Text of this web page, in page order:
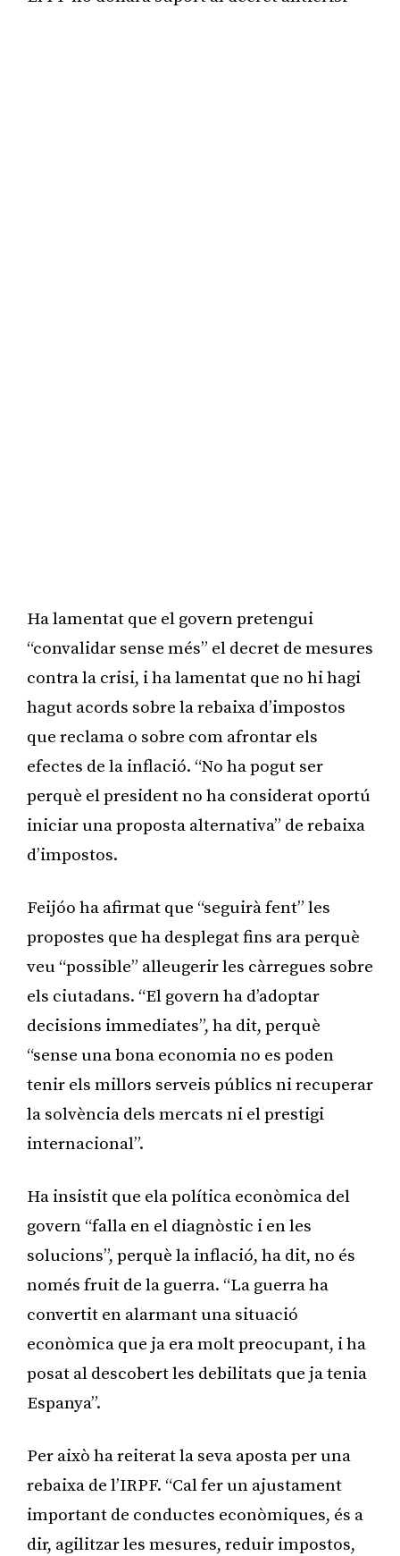
Ha lamentat que el govern pretengui
“convalidar sense més” el decret de mesures
contra la crisi, i ha lamentat que no hi hagi
hagut acords sobre la rebaixa d’impostos
que reclama o sobre com afrontar els
efectes de la inflació. “No ha pogut ser
perquè el president no ha considerat oportú
iniciar una proposta alternativa” de rebaixa
d’impostos.
Feijóo ha afirmat que “seguirà fent” les
propostes que ha desplegat fins ara perquè
veu “possible” alleugerir les càrregues sobre
els ciutadans. “El govern ha d’adoptar
decisions immediates”, ha dit, perquè
“sense una bona economia no es poden
tenir els millors serveis públics ni recuperar
la solvència dels mercats ni el prestigi
internacional”.
Ha insistit que ela política econòmica del
govern “falla en el diagnòstic i en les
solucions”, perquè la inflació, ha dit, no és
només fruit de la guerra. “La guerra ha
convertit en alarmant una situació
econòmica que ja era molt preocupant, i ha
posat al descobert les debilitats que ja tenia
Espanya”.
Per això ha reiterat la seva aposta per una
rebaixa de l’IRPF. “Cal fer un ajustament
important de conductes econòmiques, és a
dir, agilitzar les mesures, reduir impostos,